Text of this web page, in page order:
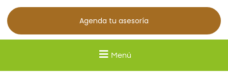
Agenda tu asesoría
Menú